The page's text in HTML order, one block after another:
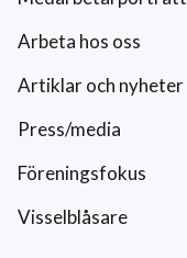
Arbeta hos oss
Artiklar och nyheter
Press/media
Föreningsfokus
Visselblåsare